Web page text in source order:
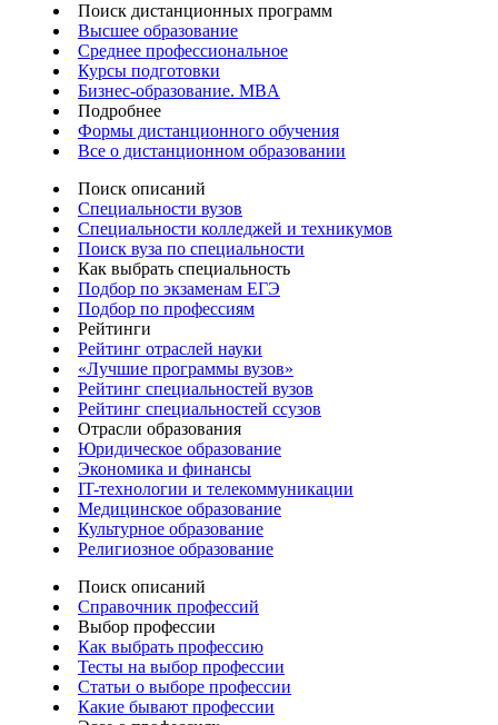
Поиск дистанционных программ
Высшее образование
Среднее профессиональное
Курсы подготовки
Бизнес-образование. MBA
Подробнее
Формы дистанционного обучения
Все о дистанционном образовании
Поиск описаний
Специальности вузов
Специальности колледжей и техникумов
Поиск вуза по специальности
Как выбрать специальность
Подбор по экзаменам ЕГЭ
Подбор по профессиям
Рейтинги
Рейтинг отраслей науки
«Лучшие программы вузов»
Рейтинг специальностей вузов
Рейтинг специальностей ссузов
Отрасли образования
Юридическое образование
Экономика и финансы
IT-технологии и телекоммуникации
Медицинское образование
Культурное образование
Религиозное образование
Поиск описаний
Справочник профессий
Выбор профессии
Как выбрать профессию
Тесты на выбор профессии
Статьи о выборе профессии
Какие бывают профессии